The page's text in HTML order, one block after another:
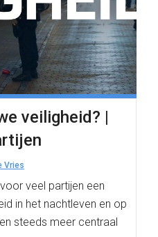
veiligheid? |
Vries
veel partijen een
in het nachtleven en op
steeds meer centraal